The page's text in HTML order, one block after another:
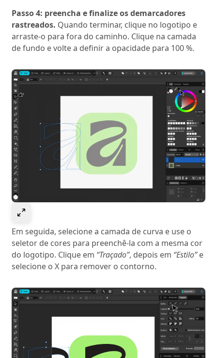
Passo 4: preencha e finalize os demarcadores
rastreados. Quando terminar, clique no logotipo e
arraste-o para fora do caminho. Clique na camada
de fundo e volte a definir a opacidade para 100 %.
Em seguida, selecione a camada de curva e use o
seletor de cores para preenchê-la com a mesma cor
do logotipo. Clique em “Traçado”, depois em “Estilo”e
selecione o X para remover o contorno.